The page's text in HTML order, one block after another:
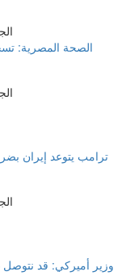
الجمعة 07
الصحة المصرية:
الجمعة 07
ترامب يتوعد إيران
الجمعة 07
وزير أميركي: قد نتوصل